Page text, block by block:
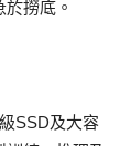
撈底。
SSD及大容